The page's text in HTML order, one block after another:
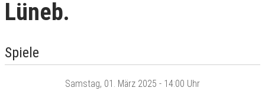
Lüneb.
Spiele
Samstag, 01. März 2025 - 14:00 Uhr